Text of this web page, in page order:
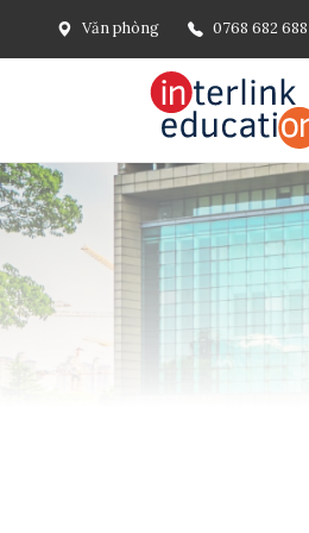
Văn phòng 0768 682 688
url('/'), ], [ '@type' => 'ListItem',
=> url()->current(), ], ], ], ])